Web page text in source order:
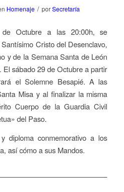
Homenaje / porSecretaría
Octubre a las 20:00h, se
Cristo del Desenclavo,
y de la Semana Santa de León
sábado 29 de Octubre a partir
el Solemne Besapié. A las
Misa y al finalizar la misma
Cuerpo de la Guardia Civil
del Paso.
diploma conmemorativo a los
así cómo a sus Mandos.